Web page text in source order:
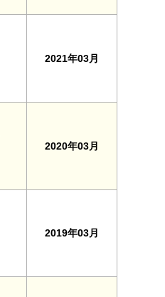
2021年03月
2020年03月
2019年03月